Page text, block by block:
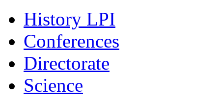
History LPI
Conferences
Directorate
Science